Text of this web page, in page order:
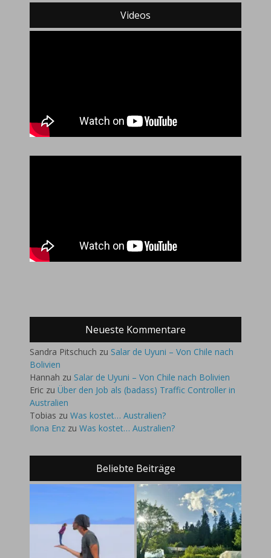
Videos
Neueste Kommentare
Sandra Pitschuch zu Salar de Uyuni – Von Chile nach
Bolivien
Hannah zu Salar de Uyuni – Von Chile nach Bolivien
Eric zu Über den Job als (badass) Traffic Controller in
Australien
Tobias zu Was kostet… Australien?
Ilona Enz zu Was kostet… Australien?
Beliebte Beiträge